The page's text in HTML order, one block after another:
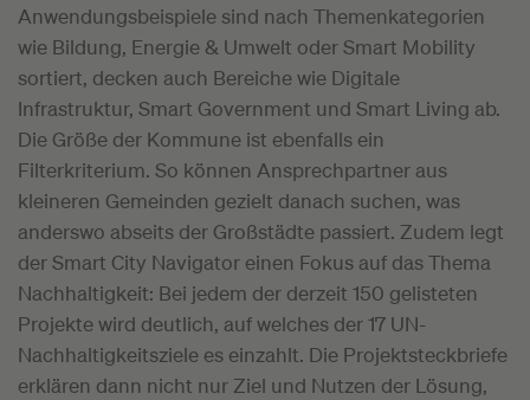
Anwendungsbeispiele sind nach Themenkategorien
wie Bildung, Energie & Umwelt oder Smart Mobility
sortiert, decken auch Bereiche wie Digitale
Infrastruktur, Smart Government und Smart Living ab.
Die Größe der Kommune ist ebenfalls ein
Filterkriterium. So können Ansprechpartner aus
kleineren Gemeinden gezielt danach suchen, was
anderswo abseits der Großstädte passiert. Zudem legt
der Smart City Navigator einen Fokus auf das Thema
Nachhaltigkeit: Bei jedem der derzeit 150 gelisteten
Projekte wird deutlich, auf welches der 17 UN-
Nachhaltigkeitsziele es einzahlt. Die Projektsteckbriefe
erklären dann nicht nur Ziel und Nutzen der Lösung,